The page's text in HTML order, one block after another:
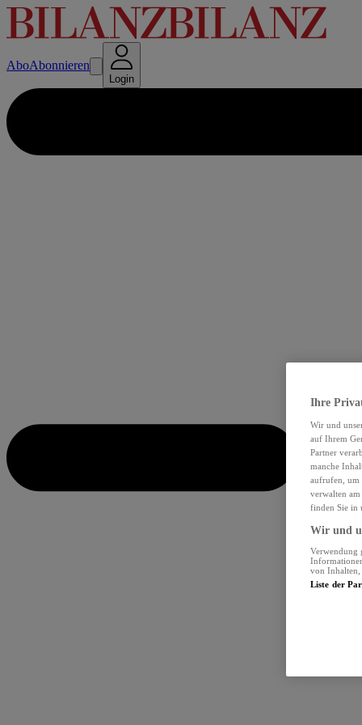
AboAbonnieren
Login
Ihre
Wir und
auf Ihrem
Partner
manche
aufrufen, um
verwalten
finden Sie in
Wir und
Verwendung
von Inhalten,
Liste der